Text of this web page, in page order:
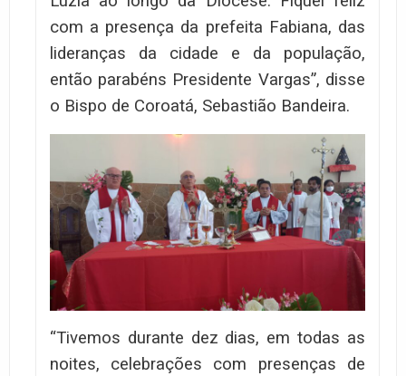
com a presença da prefeita Fabiana, das
lideranças da cidade e da população,
então parabéns Presidente Vargas”, disse
o Bispo de Coroatá, Sebastião Bandeira.
“Tivemos durante dez dias, em todas as
noites, celebrações com presenças de